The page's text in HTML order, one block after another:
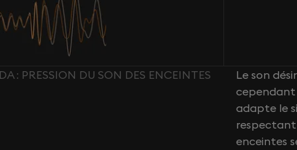
: PRESSION DU SON DES ENCEINTES
Le son
cependant
adapte le
respectant
enceintes